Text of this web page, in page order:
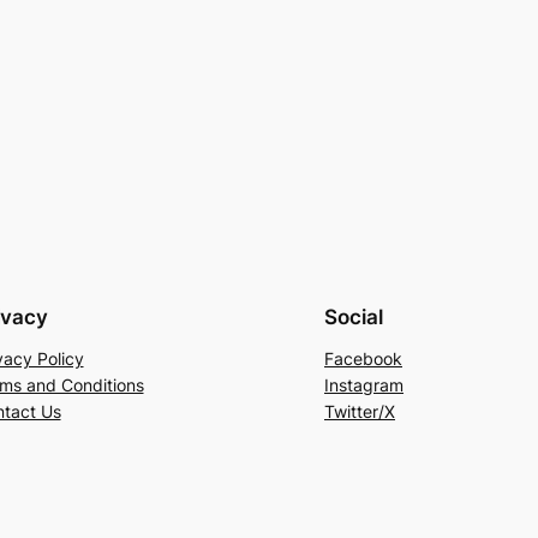
Policy
and Conditions
Us
Social
Facebook
Instagram
Twitter/X